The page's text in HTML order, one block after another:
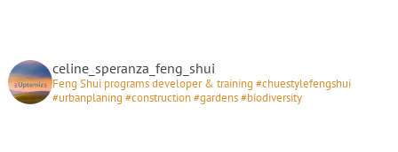
celine_speranza_feng_shui
Feng Shui programs developer & training #chuestylefengshui
#urbanplaning #construction #gardens #biodiversity